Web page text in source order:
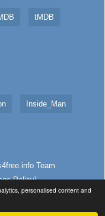
personalised content and
tMDB
Inside_Man
Team
Policy)